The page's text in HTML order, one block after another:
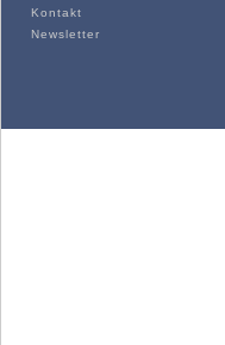
Kontakt
Newsletter